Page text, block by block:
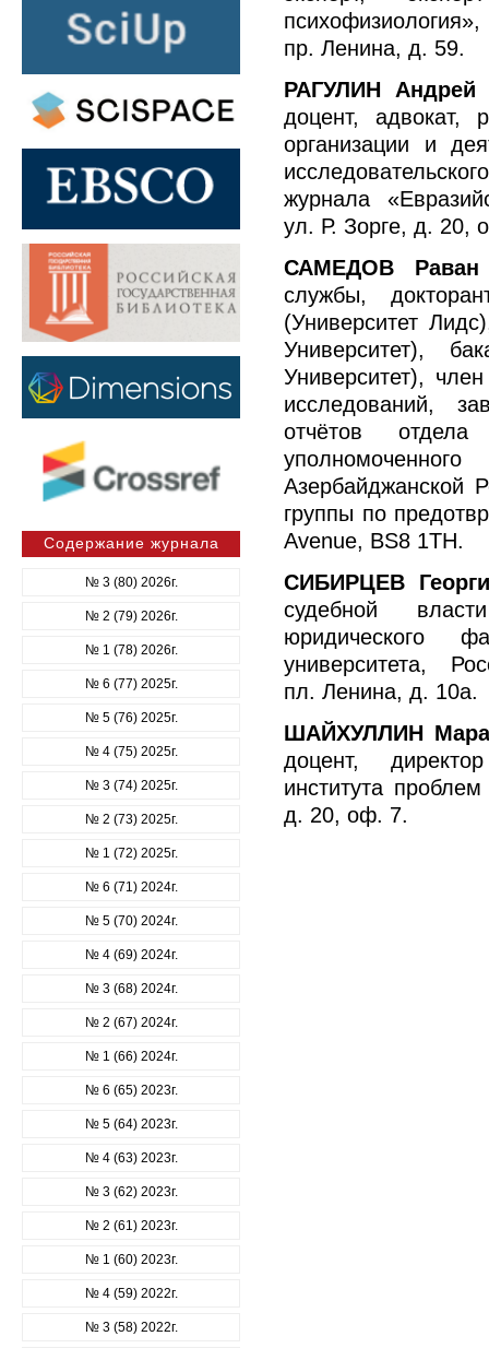
Содержание журнала
№ 3 (80) 2026г.
№ 2 (79) 2026г.
№ 1 (78) 2026г.
№ 6 (77) 2025г.
№ 5 (76) 2025г.
№ 4 (75) 2025г.
№ 3 (74) 2025г.
№ 2 (73) 2025г.
№ 1 (72) 2025г.
№ 6 (71) 2024г.
№ 5 (70) 2024г.
№ 4 (69) 2024г.
№ 3 (68) 2024г.
№ 2 (67) 2024г.
№ 1 (66) 2024г.
№ 6 (65) 2023г.
№ 5 (64) 2023г.
№ 4 (63) 2023г.
№ 3 (62) 2023г.
№ 2 (61) 2023г.
№ 1 (60) 2023г.
№ 4 (59) 2022г.
№ 3 (58) 2022г.
пр. Ленина, д. 59.
РАГУЛИН Андрей
доцент, адвокат,
организации и
журнала
ул. Р. Зорге, д. 20,
САМЕДОВ Раван
службы,
(Университет
Университет),
Университет),
исследований,
отчётов
Азербайджанской
группы по
Avenue, BS8 1TH.
СИБИРЦЕВ
судебной
юридического
университета,
пл. Ленина, д. 10а.
ШАЙХУЛЛИН
доцент, директор
института
д. 20, оф. 7.